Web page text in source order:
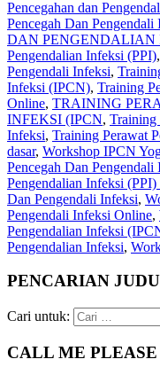
Pencegahan dan
Pencegah Dan Pengendali
DAN PENGENDALIAN
Pengendalian Infeksi (PPI),
Pengendali Infeksi,
Infeksi (IPCN), Training
Online, TRAINING
INFEKSI (IPCN, Training
Infeksi, Training Perawat
dasar, Workshop IPCN
Pencegah Dan Pengendali
Pengendalian Infeksi (PPI)
Dan Pengendali Infeksi,
Pengendali Infeksi Online,
Pengendalian Infeksi
Pengendalian Infeksi,
PENCARIAN
Cari untuk:
CALL ME PLEASE